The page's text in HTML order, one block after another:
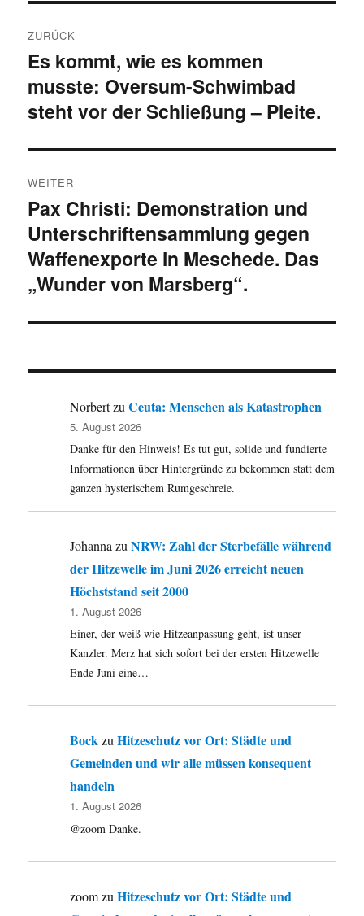
ZURÜCK
Vorheriger
Beitrag:
Es kommt, wie es kommen
musste: Oversum-Schwimbad
steht vor der Schließung – Pleite.
WEITER
Nächster
Beitrag:
Pax Christi: Demonstration und
Unterschriftensammlung gegen
Waffenexporte in Meschede. Das
„Wunder von Marsberg“.
NorbertzuCeuta: Menschen als Katastrophen
5. August 2026
Danke für den Hinweis! Es tut gut, solide und fundierte
Informationen über Hintergründe zu bekommen statt dem
ganzen hysterischem Rumgeschreie.
JohannazuNRW: Zahl der Sterbefälle während
der Hitzewelle im Juni 2026 erreicht neuen
Höchststand seit 2000
1. August 2026
Einer, der weiß wie Hitzeanpassung geht, ist unser
Kanzler. Merz hat sich sofort bei der ersten Hitzewelle
Ende Juni eine…
BockzuHitzeschutz vor Ort: Städte und
Gemeinden und wir alle müssen konsequent
handeln
1. August 2026
@zoom Danke.
zoomzuHitzeschutz vor Ort: Städte und